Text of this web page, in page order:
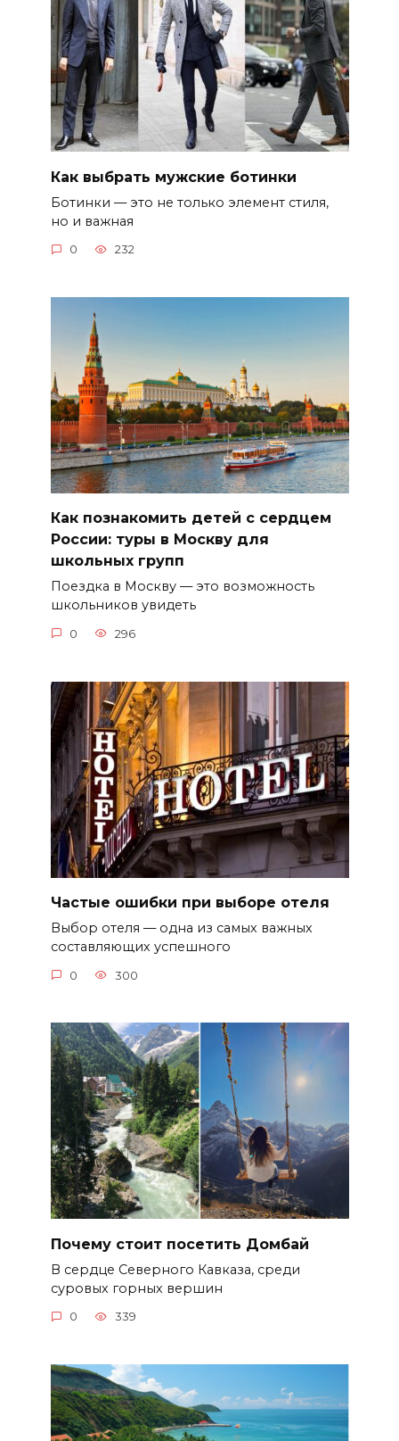
Как выбрать мужские ботинки
Ботинки — это не только элемент стиля,
но и важная
0 232
Как познакомить детей с сердцем
России: туры в Москву для
школьных групп
Поездка в Москву — это возможность
школьников увидеть
0 296
Частые ошибки при выборе отеля
Выбор отеля — одна из самых важных
составляющих успешного
0 300
Почему стоит посетить Домбай
В сердце Северного Кавказа, среди
суровых горных вершин
0 339